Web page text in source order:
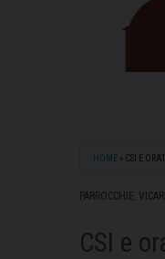
HOME » CSI E
PARROCCHIE
CSI e